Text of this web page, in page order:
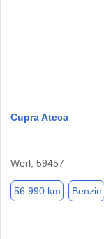
Cupra Ateca
Werl, 59457
56.990 km Benzin